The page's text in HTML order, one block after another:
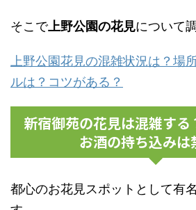
そこで上野公園の花見について
上野公園花見の混雑状況は？場
ルは？コツがある？
新宿御苑の花見は混雑する
お酒の持ち込みは
都心のお花見スポットとして有